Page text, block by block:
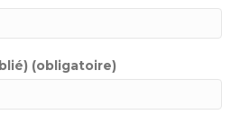
(obligatoire)